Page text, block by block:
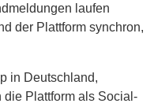
laufen
der Plattform synchron,
in Deutschland,
Plattform als Social-